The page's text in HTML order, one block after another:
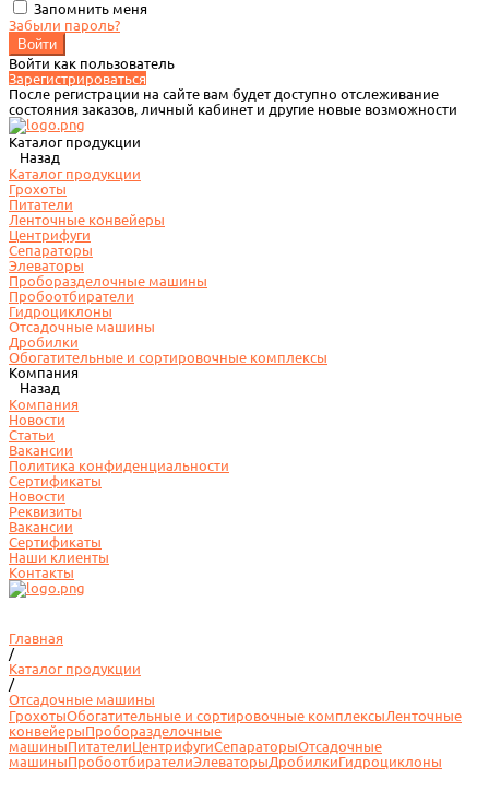
Запомнить меня
Забыли пароль?
Войти как пользователь
Зарегистрироваться
После регистрации на сайте вам будет доступно отслеживание
состояния заказов, личный кабинет и другие новые возможности
Каталог продукции
Назад
Каталог продукции
Грохоты
Питатели
Ленточные конвейеры
Центрифуги
Сепараторы
Элеваторы
Проборазделочные машины
Пробоотбиратели
Гидроциклоны
Отсадочные машины
Дробилки
Обогатительные и сортировочные комплексы
Компания
Назад
Компания
Новости
Статьи
Вакансии
Политика конфиденциальности
Сертификаты
Новости
Реквизиты
Вакансии
Сертификаты
Наши клиенты
Контакты
Главная
/
Каталог продукции
/
Отсадочные машины
ГрохотыОбогатительные и сортировочные комплексыЛенточные
конвейерыПроборазделочные
машиныПитателиЦентрифугиСепараторыОтсадочные
машиныПробоотбирателиЭлеваторыДробилкиГидроциклоны